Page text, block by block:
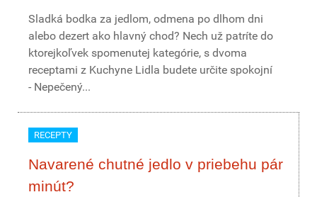
Sladká bodka za jedlom, odmena po dlhom dni
alebo dezert ako hlavný chod? Nech už patríte do
ktorejkoľvek spomenutej kategórie, s dvoma
receptami z Kuchyne Lidla budete určite spokojní
- Nepečený...
RECEPTY
Navarené chutné jedlo v priebehu pár
minút?